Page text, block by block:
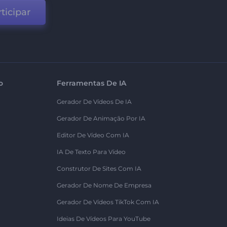
Ferramentas De IA
Gerador De Vídeos De IA
Gerador De Animação Por IA
Editor De Vídeo Com IA
IA De Texto Para Vídeo
Construtor De Sites Com IA
Gerador De Nome De Empresa
Gerador De Vídeos TikTok Com IA
Ideias De Vídeos Para YouTube